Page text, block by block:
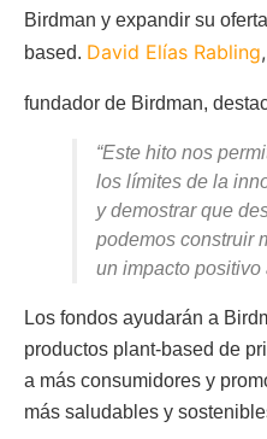
Birdman y expandir su
based. David Elías Rabling,
fundador de Birdman,
“Este hito nos
los límites de la
y demostrar que
podemos construir
un impacto positivo
Los fondos ayudarán a
productos plant-based de
a más consumidores y
más saludables y